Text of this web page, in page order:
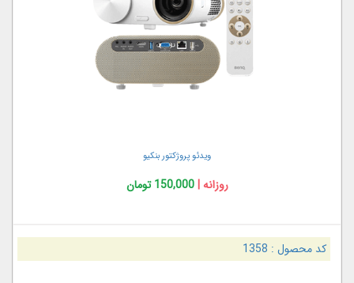
ویدئو پروژکتور بنکیو
روزانه |150,000 تومان
کد محصول : 1358